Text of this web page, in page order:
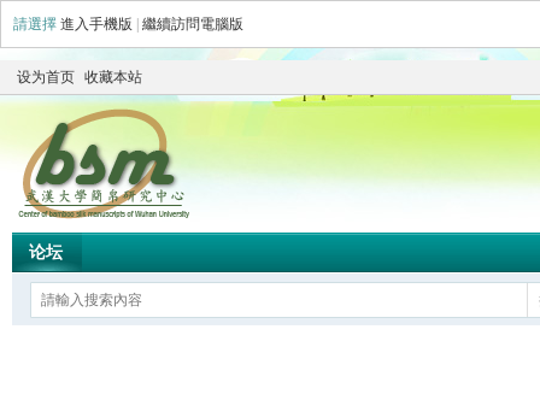
請選擇 進入手機版 繼續訪問電腦版
设为首页 收藏本站
论坛